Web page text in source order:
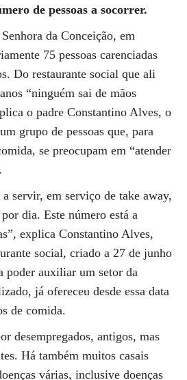
de pessoas a socorrer.
da Conceição, em
75 pessoas carenciadas
Do restaurante social que ali
“ninguém sai de mãos
o padre Constantino Alves, o
grupo de pessoas que, para
se preocupam em “atender
servir, em serviço de take away,
dia. Este número está a
explica Constantino Alves,
social, criado a 27 de junho
poder auxiliar um setor da
já ofereceu desde essa data
de comida.
desempregados, antigos, mas
Há também muitos casais
várias, inclusive doenças